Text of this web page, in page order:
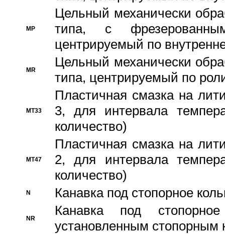
MP
Цельный механически
типа, с
центрируемый по
MR
Цельный механически
типа, центрируемый по
MT33
Пластичная смазка на
3, для интервала
количество)
MT47
Пластичная смазка на
2, для интервала
количество)
N Канавка под стопорное
NR
Канавка под
установленным стопорным